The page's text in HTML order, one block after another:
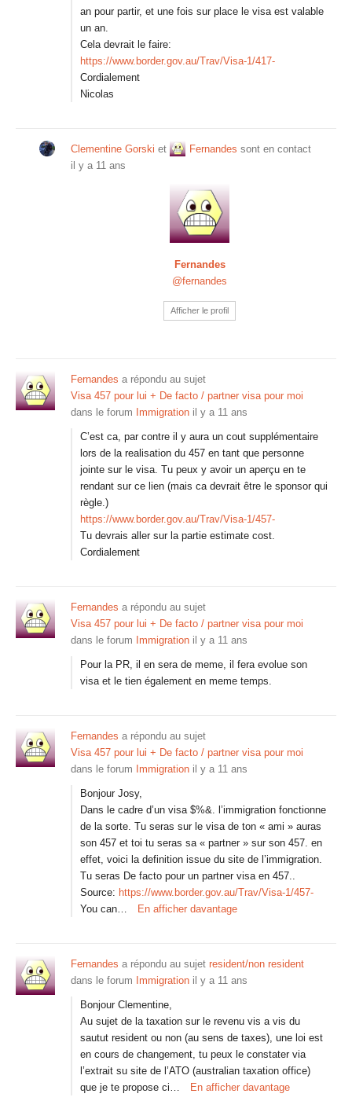
an pour partir, et une fois sur place le visa est valable
un an.
Cela devrait le faire:
https://www.border.gov.au/Trav/Visa-1/417-
Cordialement
Nicolas
Clementine Gorski et Fernandes sont en contact
il y a 11 ans
Fernandes
@fernandes
Afficher le profil
Fernandes a répondu au sujet
Visa 457 pour lui + De facto / partner visa pour moi
dans le forum Immigration il y a 11 ans
C’est ca, par contre il y aura un cout supplémentaire
lors de la realisation du 457 en tant que personne
jointe sur le visa. Tu peux y avoir un aperçu en te
rendant sur ce lien (mais ca devrait être le sponsor qui
règle.)
https://www.border.gov.au/Trav/Visa-1/457-
Tu devrais aller sur la partie estimate cost.
Cordialement
Fernandes a répondu au sujet
Visa 457 pour lui + De facto / partner visa pour moi
dans le forum Immigration il y a 11 ans
Pour la PR, il en sera de meme, il fera evolue son
visa et le tien également en meme temps.
Fernandes a répondu au sujet
Visa 457 pour lui + De facto / partner visa pour moi
dans le forum Immigration il y a 11 ans
Bonjour Josy,
Dans le cadre d’un visa $%&. l’immigration fonctionne
de la sorte. Tu seras sur le visa de ton « ami » auras
son 457 et toi tu seras sa « partner » sur son 457. en
effet, voici la definition issue du site de l’immigration.
Tu seras De facto pour un partner visa en 457..
Source: https://www.border.gov.au/Trav/Visa-1/457-
You can…
En afficher davantage
Fernandes a répondu au sujet resident/non resident
dans le forum Immigration il y a 11 ans
Bonjour Clementine,
Au sujet de la taxation sur le revenu vis a vis du
sautut resident ou non (au sens de taxes), une loi est
en cours de changement, tu peux le constater via
l’extrait su site de l’ATO (australian taxation office)
que je te propose ci…
En afficher davantage